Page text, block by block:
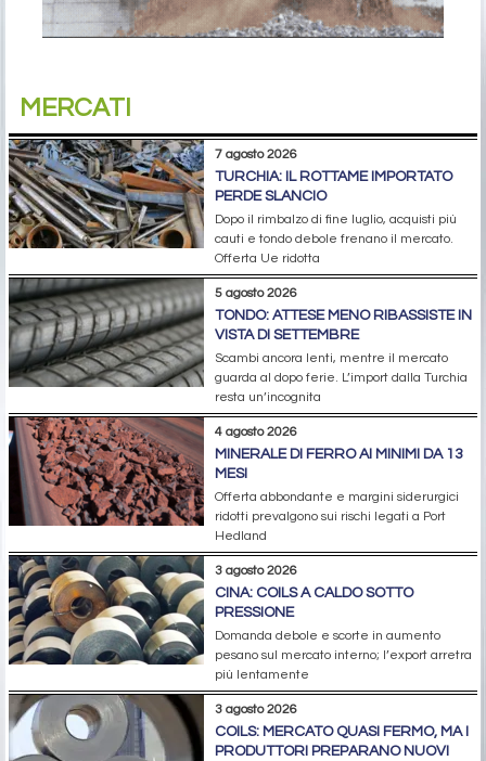
MERCATI
7 agosto 2026
TURCHIA: IL ROTTAME IMPORTATO
PERDE SLANCIO
Dopo il rimbalzo di fine luglio, acquisti più
cauti e tondo debole frenano il mercato.
Offerta Ue ridotta
5 agosto 2026
TONDO: ATTESE MENO RIBASSISTE IN
VISTA DI SETTEMBRE
Scambi ancora lenti, mentre il mercato
guarda al dopo ferie. L’import dalla Turchia
resta un’incognita
4 agosto 2026
MINERALE DI FERRO AI MINIMI DA 13
MESI
Offerta abbondante e margini siderurgici
ridotti prevalgono sui rischi legati a Port
Hedland
3 agosto 2026
CINA: COILS A CALDO SOTTO
PRESSIONE
Domanda debole e scorte in aumento
pesano sul mercato interno; l’export arretra
più lentamente
3 agosto 2026
COILS: MERCATO QUASI FERMO, MA I
PRODUTTORI PREPARANO NUOVI